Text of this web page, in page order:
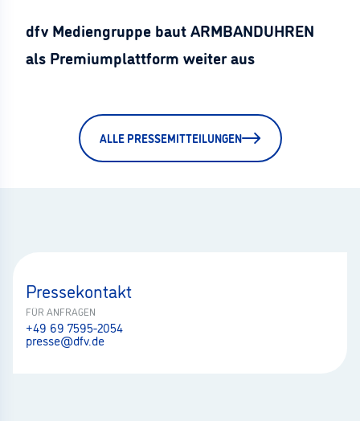
dfv Mediengruppe baut ARMBANDUHREN
als Premiumplattform weiter aus
ALLE PRESSEMITTEILUNGEN
Pressekontakt
FÜR ANFRAGEN
+49 69 7595-2054
presse@dfv.de